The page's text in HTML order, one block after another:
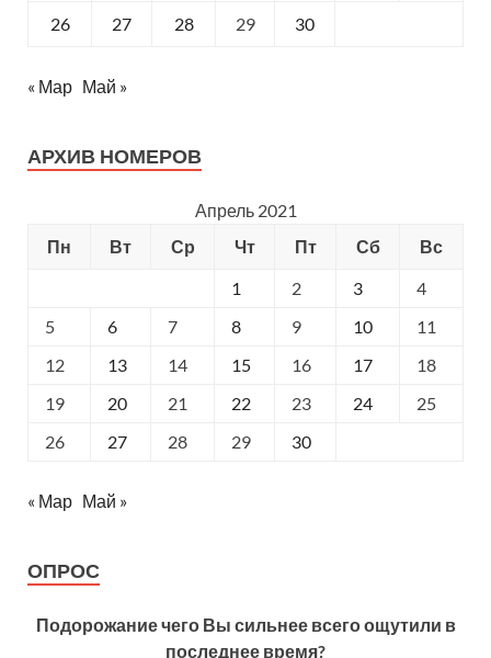
26 27 28 29 30
« Мар Май »
АРХИВ НОМЕРОВ
Апрель 2021
Пн
Вт Ср Чт Пт Сб
Вс
1
2 3
4
5
6 7 8 9 10
11
12
13 14 15 16 17
18
19
20 21 22 23 24
25
26
27 28 29 30
« Мар Май »
ОПРОС
Подорожание чего Вы сильнее всего ощутили в
последнее время?